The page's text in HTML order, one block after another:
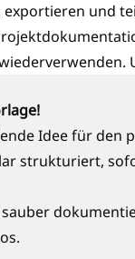
und
Idee für den
strukturiert,